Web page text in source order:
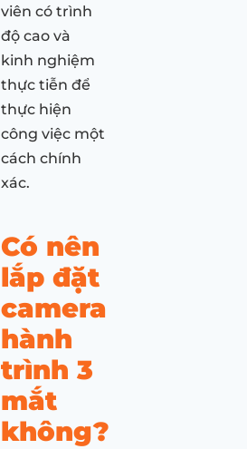
viên có trình
độ cao và
kinh nghiệm
thực tiễn để
thực hiện
công việc một
cách chính
xác.
Có nên
lắp đặt
camera
hành
trình 3
mắt
không?